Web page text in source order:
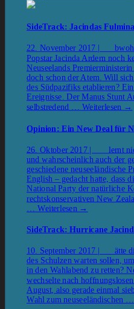
SideTrack: Jacindas
22. November 2017 | bwohl
Popstar Jacinda Ardern noch
Neuseelands
doch schon der Atem. Will
des Südpazifiks etablieren?
Ereignisse. Der Manus Stunt
selbstredend … Weiterlesen →
Opinion: Ein New Deal für
26. Oktober 2017 | lernt
und wahrscheinlich auch der
geschiedene neuseeländische
English – gedacht hatte, dass
National Party der natürliche
rechtskonservativen New
Weiterlesen →
SideTrack: Hurricane
10. September 2017 | ätte
des Schulzen warten sollen,
in den Wahlabend zu retten?
wechselte nach
August, also gerade einmal
Wahl zum neuseeländischen …